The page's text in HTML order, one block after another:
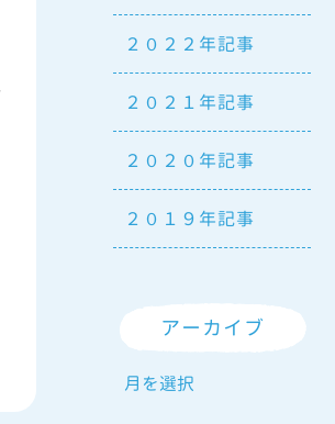
２０２２年記事
２０２１年記事
２０２０年記事
２０１９年記事
アーカイブ